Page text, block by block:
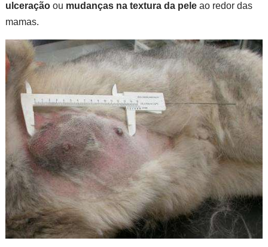
ulceração ou mudanças na textura da pele ao redor das
mamas.